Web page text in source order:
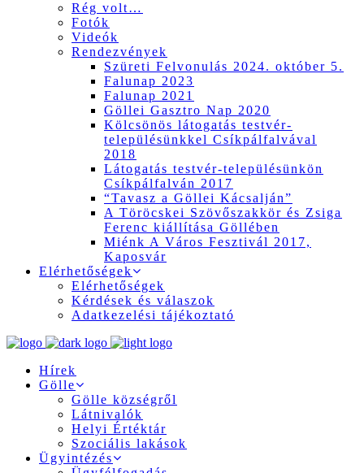
Rég volt…
Fotók
Videók
Rendezvények
Szüreti Felvonulás 2024. október 5.
Falunap 2023
Falunap 2021
Göllei Gasztro Nap 2020
Kölcsönös látogatás testvér-
településünkkel Csíkpálfalvával
2018
Látogatás testvér-településünkön
Csíkpálfalván 2017
“Tavasz a Göllei Kácsalján”
A Töröcskei Szövőszakkör és Zsiga
Ferenc kiállítása Göllében
Miénk A Város Fesztivál 2017,
Kaposvár
Elérhetőségek
Elérhetőségek
Kérdések és válaszok
Adatkezelési tájékoztató
Hírek
Gölle
Gölle községről
Látnivalók
Helyi Értéktár
Szociális lakások
Ügyintézés